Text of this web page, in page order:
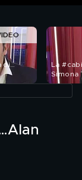
di…
La
Simona